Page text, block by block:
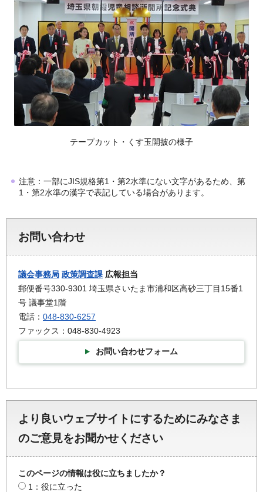
テープカット・くす玉開披の様子
注意：一部にJIS規格第1・第2水準にない文字があるため、第
1・第2水準の漢字で表記している場合があります。
お問い合わせ
議会事務局 政策調査課 広報担当
郵便番号330-9301 埼玉県さいたま市浦和区高砂三丁目15番1
号 議事堂1階
電話： 048-830-6257
ファックス：048-830-4923
お問い合わせフォーム
より良いウェブサイトにするためにみなさま
のご意見をお聞かせください
このページの情報は役に立ちましたか？
1：役に立った